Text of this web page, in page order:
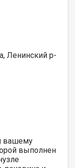
Ленинский р-
вашему
выполнен